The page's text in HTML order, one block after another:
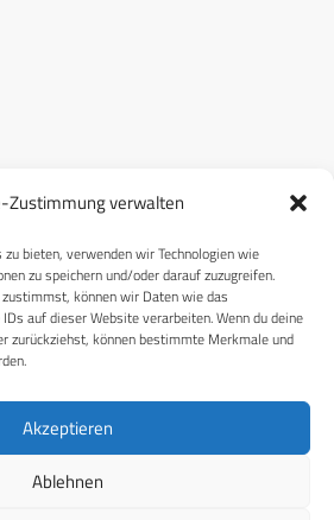
Zustimmung verwalten
bieten, verwenden wir Technologien wie
zu speichern und/oder darauf zuzugreifen.
zustimmst, können wir Daten wie das
auf dieser Website verarbeiten. Wenn du deine
zurückziehst, können bestimmte Merkmale und
Akzeptieren
Ablehnen